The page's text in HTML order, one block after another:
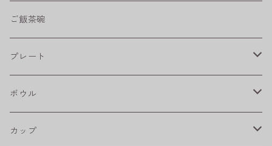
shabby chic style
フラワーパレード
八角シリーズ
RONDE
ご飯茶碗
プレート
楕円皿
丸皿
ボウル
大鉢
カップ